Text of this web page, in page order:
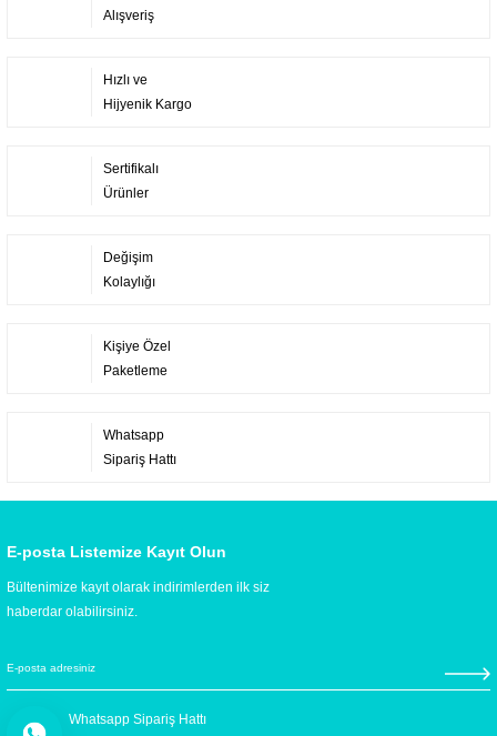
Alışveriş
Hızlı ve
Hijyenik Kargo
Sertifikalı
Ürünler
Değişim
Kolaylığı
Kişiye Özel
Paketleme
Whatsapp
Sipariş Hattı
E-posta Listemize Kayıt Olun
Bültenimize kayıt olarak indirimlerden ilk siz
haberdar olabilirsiniz.
Whatsapp Sipariş Hattı